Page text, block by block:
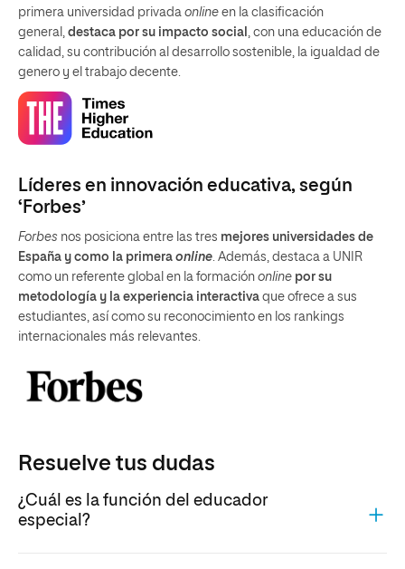
primera universidad privada online en la clasificación
general, destaca por su impacto social
, con una educación de
calidad, su contribución al desarrollo sostenible, la igualdad de
genero y el trabajo decente.
Líderes en innovación educativa, según
‘Forbes’
Forbes nos posiciona entre las tres mejores universidades de
España y como la primera online. Además, destaca a UNIR
como un referente global en la formación online por su
metodología y la experiencia interactiva que ofrece a sus
estudiantes, así como su reconocimiento en los rankings
internacionales más relevantes.
Resuelve tus dudas
¿Cuál es la función del educador
especial?